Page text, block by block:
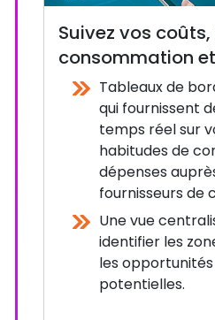
Suivez vos
consommation
Tableaux de
qui fournissent
temps réel sur
habitudes de
dépenses
fournisseurs de
Une vue
identifier les
les opportunités
potentielles.